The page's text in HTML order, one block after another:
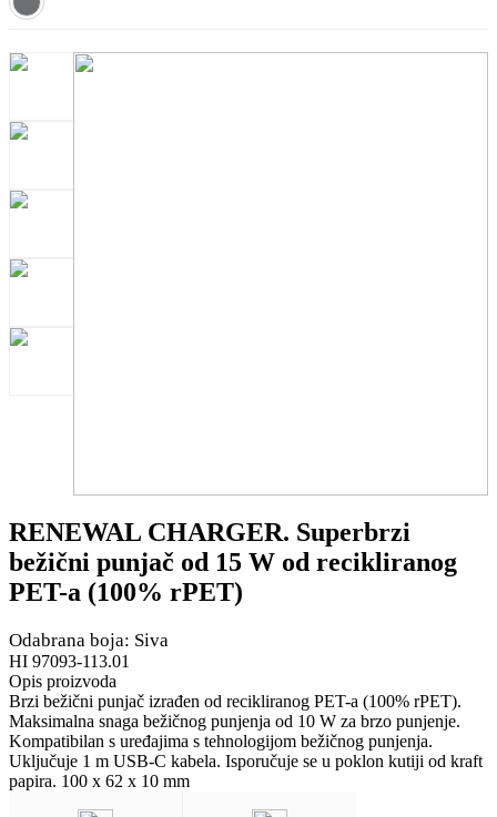
RENEWAL CHARGER. Superbrzi
bežični punjač od 15 W od recikliranog
PET-a (100% rPET)
Odabrana boja: Siva
HI 97093-113.01
Opis proizvoda
Brzi bežični punjač izrađen od recikliranog PET-a (100% rPET).
Maksimalna snaga bežičnog punjenja od 10 W za brzo punjenje.
Kompatibilan s uređajima s tehnologijom bežičnog punjenja.
Uključuje 1 m USB-C kabela. Isporučuje se u poklon kutiji od kraft
papira. 100 x 62 x 10 mm